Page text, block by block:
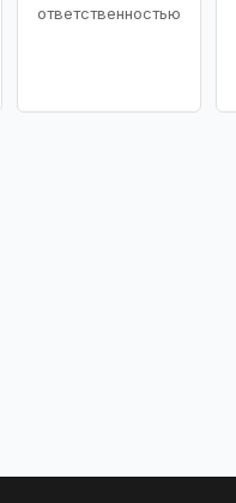
ответственностью